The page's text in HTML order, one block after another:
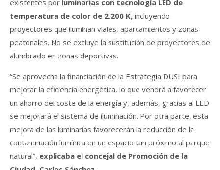
existentes por luminarias con tecnología LED de
temperatura de color de 2.200 K, incluyendo
proyectores que iluminan viales, aparcamientos y zonas
peatonales. No se excluye la sustitución de proyectores de
alumbrado en zonas deportivas.
“Se aprovecha la financiación de la Estrategia DUSI para
mejorar la eficiencia energética, lo que vendrá a favorecer
un ahorro del coste de la energía y, además, gracias al LED
se mejorará el sistema de iluminación. Por otra parte, esta
mejora de las luminarias favorecerán la reducción de la
contaminación lumínica en un espacio tan próximo al parque
natural”, explicaba el concejal de Promoción de la